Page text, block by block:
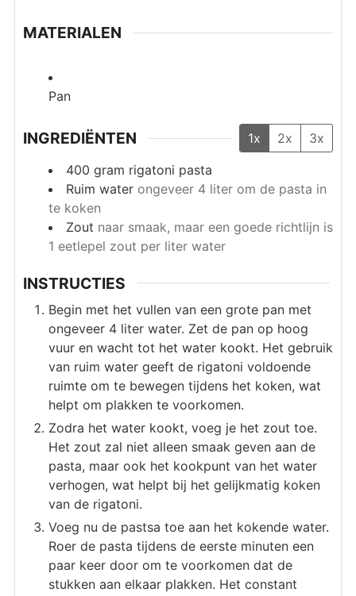
MATERIALEN
Pan
INGREDIËNTEN 1x 2x
3x
400 gram rigatoni pasta
Ruim water ongeveer 4 liter om de pasta in
te koken
Zout naar smaak, maar een goede richtlijn is
1 eetlepel zout per liter water
INSTRUCTIES
Begin met het vullen van een grote pan met
ongeveer 4 liter water. Zet de pan op hoog
vuur en wacht tot het water kookt. Het gebruik
van ruim water geeft de rigatoni voldoende
ruimte om te bewegen tijdens het koken, wat
helpt om plakken te voorkomen.
Zodra het water kookt, voeg je het zout toe.
Het zout zal niet alleen smaak geven aan de
pasta, maar ook het kookpunt van het water
verhogen, wat helpt bij het gelijkmatig koken
van de rigatoni.
Voeg nu de pastsa toe aan het kokende water.
Roer de pasta tijdens de eerste minuten een
paar keer door om te voorkomen dat de
stukken aan elkaar plakken. Het constant